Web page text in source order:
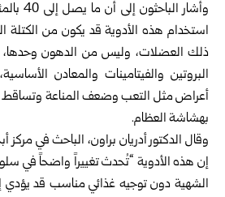
وأشار
استخدام هذه الأدوية قد يكون من الكتلة
ذلك العضلات، وليس من الدهون
البروتين والفيتامينات والمعادن
أعراض مثل التعب وضعف المناعة وتساقط
بهشاشة العظام.
إن هذه الأدوية “تُحدث تغييراً واضحاً في
الشهية دون توجيه غذائي مناسب قد يؤدي